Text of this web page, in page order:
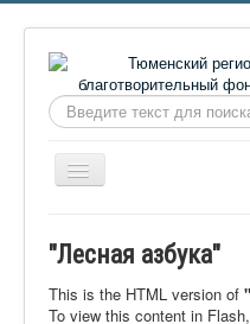
Искать...
Включить/
выключить
О фонде
Онлайн библиотека
"Лесная азбука"
This is the HTML version of
To view this content in